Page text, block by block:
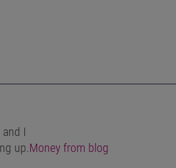
I
up.Money from blog